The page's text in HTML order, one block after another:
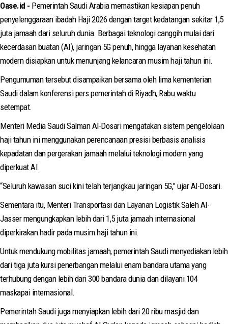
Oase.id - Pemerintah Saudi Arabia memastikan kesiapan penuh
penyelenggaraan ibadah Haji 2026 dengan target kedatangan sekitar 1,5
juta jamaah dari seluruh dunia. Berbagai teknologi canggih mulai dari
kecerdasan buatan (AI), jaringan 5G penuh, hingga layanan kesehatan
modern disiapkan untuk menunjang kelancaran musim haji tahun ini.
Pengumuman tersebut disampaikan bersama oleh lima kementerian
Saudi dalam konferensi pers pemerintah di Riyadh, Rabu waktu
setempat.
Menteri Media Saudi Salman Al-Dosari mengatakan sistem pengelolaan
haji tahun ini menggunakan perencanaan presisi berbasis analisis
kepadatan dan pergerakan jamaah melalui teknologi modern yang
diperkuat AI.
“Seluruh kawasan suci kini telah terjangkau jaringan 5G,” ujar Al-Dosari.
Sementara itu, Menteri Transportasi dan Layanan Logistik Saleh Al-
Jasser mengungkapkan lebih dari 1,5 juta jamaah internasional
diperkirakan hadir pada musim haji tahun ini.
Untuk mendukung mobilitas jamaah, pemerintah Saudi menyediakan lebih
dari tiga juta kursi penerbangan melalui enam bandara utama yang
terhubung dengan lebih dari 300 bandara dunia dan dilayani 104
maskapai internasional.
Pemerintah Saudi juga menyiapkan lebih dari 20 ribu masjid dan